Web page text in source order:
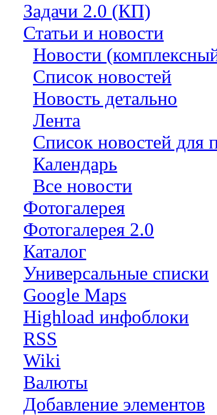
Задачи 2.0 (КП)
Статьи и новости
Новости
Список новостей
Новость детально
Лента
Список новостей для
Календарь
Все новости
Фотогалерея
Фотогалерея 2.0
Каталог
Универсальные списки
Google Maps
Highload инфоблоки
RSS
Wiki
Валюты
Добавление элементов